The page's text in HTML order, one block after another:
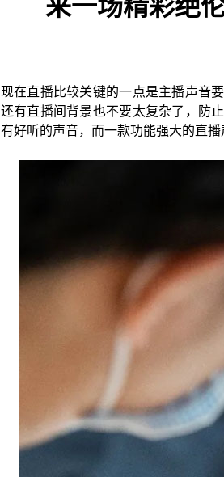
来一场精彩绝
现在直播比较关键的一点是主播声音
还有直播间背景也不要太复杂了，防
有好听的声音，而一款功能强大的直播